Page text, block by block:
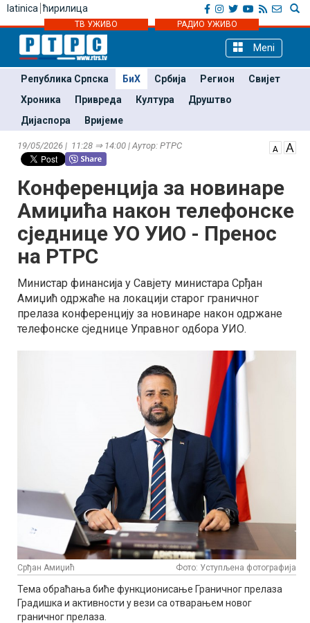
latinica ћирилица
ТВ УЖИВО РАДИО УЖИВО
Meni
Република Српска БиХ Србија Регион
Свијет
Хроника
Привреда Култура
Друштво
Дијаспора
Вријеме
19/05/2026 | 11:28 ⇒ 14:00 | Аутор: РТРС
Конференција за новинаре
Амиџића након телефонске
сједнице УО УИО - Пренос
на РТРС
Министар финансија у Савјету министара Срђан
Амиџић одржаће на локацији старог граничног
прелаза конференцију за новинаре након одржане
телефонске сједнице Управног одбора УИО.
Срђан Амиџић Фото: Уступљена фотографија
Тема обраћања биће функционисање Граничног прелаза
Градишка и активности у вези са отварањем новог
граничног прелаза.